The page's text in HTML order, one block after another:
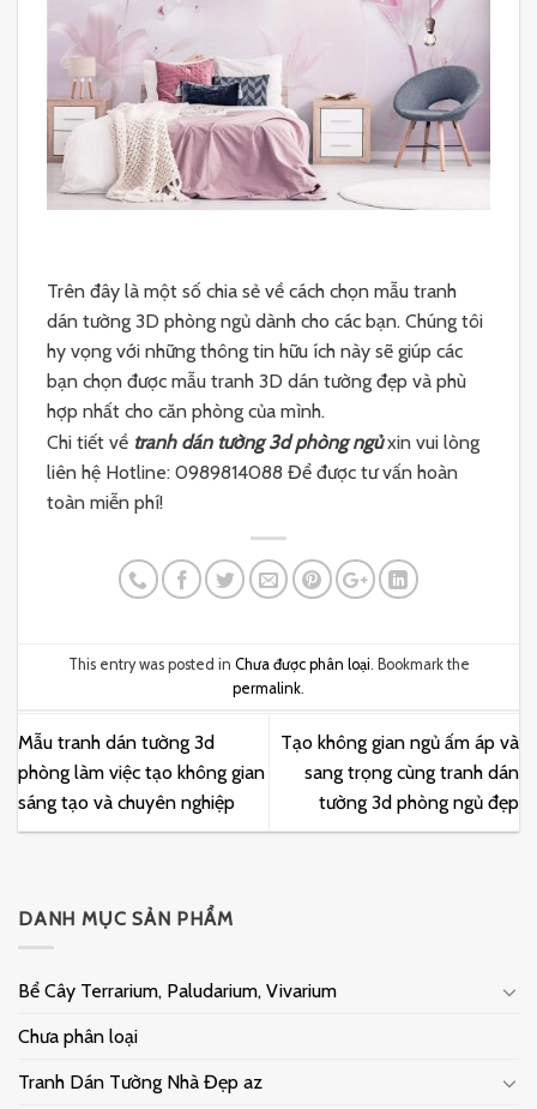
Trên đây là một số chia sẻ về cách chọn mẫu tranh
dán tường 3D phòng ngủ dành cho các bạn. Chúng tôi
hy vọng với những thông tin hữu ích này sẽ giúp các
bạn chọn được mẫu tranh 3D dán tường đẹp và phù
hợp nhất cho căn phòng của mình.
Chi tiết về tranh dán tường 3d phòng ngủxin vui lòng
liên hệ Hotline: 0989814088 Để được tư vấn hoàn
toàn miễn phí!
This entry was posted in Chưa được phân loại. Bookmark the
permalink.
Mẫu tranh dán tường 3d
phòng làm việc tạo không gian
sáng tạo và chuyên nghiệp
Tạo không gian ngủ ấm áp và
sang trọng cùng tranh dán
tường 3d phòng ngủ đẹp
DANH MỤC SẢN PHẨM
Bể Cây Terrarium, Paludarium, Vivarium
Chưa phân loại
Tranh Dán Tường Nhà Đẹp az